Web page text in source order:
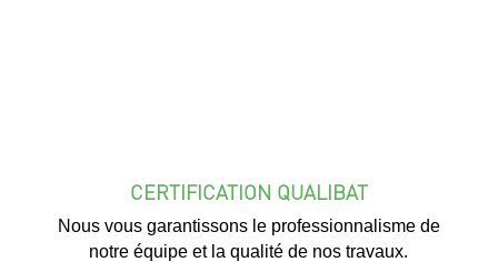
CERTIFICATION QUALIBAT
Nous vous garantissons le professionnalisme de
notre équipe et la qualité de nos travaux.